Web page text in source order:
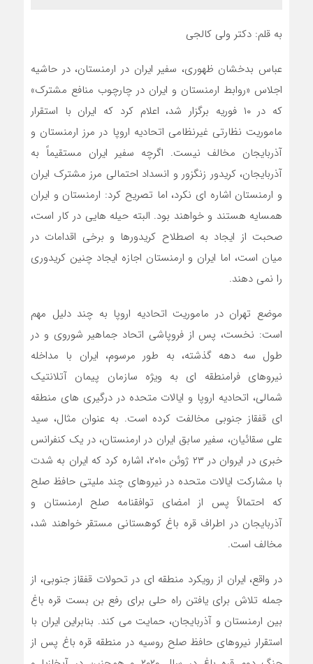
به قلم: دکتر ولی کالجی
عباس بدخشان ظهوری، سفیر ایران در ارمنستان، در حاشیه
اجلاس «روابط ارمنستان و ایران در چارچوب منافع مشترک»
که در ۱۰ فوریه برگزار شد، اعلام کرد که ایران با استقرار
ماموریت نظارتی غیرنظامی اتحادیه اروپا در مرز ارمنستان و
آذربایجان مخالف نیست. اگرچه سفیر ایران مستقیماً به
آذربایجان، کریدور زنگزور و انسداد احتمالی مرز مشترک ایران
و ارمنستان اشاره ای نکرد، اما تصریح کرد: ارمنستان و ایران
همسایه هستند و خواهند بود. البته حیله هایی در کار است،
صحبت از ایجاد به اصطلاح کریدورها و برخی اقدامات در
میان است، اما ایران و ارمنستان اجازه ایجاد چنین کریدوری
را نمی دهند.
موضع تهران در ماموریت اتحادیه اروپا به چند دلیل مهم
است: نخست، پس از فروپاشی اتحاد جماهیر شوروی و در
طول سه دهه گذشته، به طور مرسوم، ایران با مداخله
نیروهای فرامنطقه ای به ویژه سازمان پیمان آتلانتیک
شمالی، اتحادیه اروپا و ایالات متحده در درگیری های منطقه
ای قفقاز جنوبی مخالفت کرده است. به عنوان مثال، سید
علی سقائیان، سفیر سابق ایران در ارمنستان، در یک کنفرانس
خبری در ایروان در ۲۳ ژوئن ۲۰۱۰، اشاره کرد که ایران به شدت
با مشارکت ایالات متحده در نیروهای چند ملیتی حافظ صلح
که احتمالاً پس از امضای توافقنامه صلح ارمنستان و
آذربایجان در اطراف قره باغ کوهستانی مستقر خواهند شد،
مخالف است.
در واقع، ایران از رویکرد منطقه ای در تحولات قفقاز جنوبی، از
جمله تلاش برای یافتن راه حلی برای رفع بن بست قره باغ
بین ارمنستان و آذربایجان، حمایت می کند. بنابراین ایران با
استقرار نیروهای حافظ صلح روسیه در منطقه قره باغ پس از